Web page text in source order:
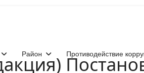
Район Противодействие